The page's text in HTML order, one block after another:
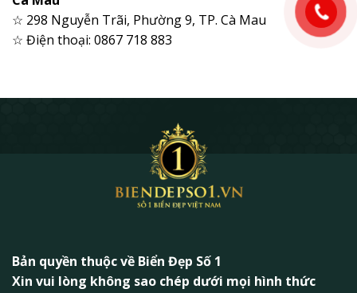
☆ 298 Nguyễn Trãi, Phường 9, TP. Cà Mau
☆ Điện thoại: 0867 718 883
Bản quyền thuộc về Biển Đẹp Số 1
Xin vui lòng không sao chép dưới mọi hình thức